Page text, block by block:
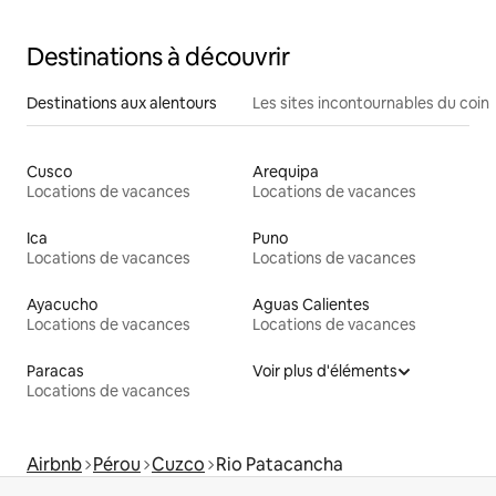
Destinations à découvrir
Destinations aux alentours Les sites incontournables du coin
Cusco
Locations de vacances
Arequipa
Locations de vacances
Ica
Locations de vacances
Puno
Locations de vacances
Ayacucho
Locations de vacances
Aguas Calientes
Locations de vacances
Paracas
Locations de vacances
Voir plus d'éléments
Airbnb Pérou Cuzco Rio Patacancha